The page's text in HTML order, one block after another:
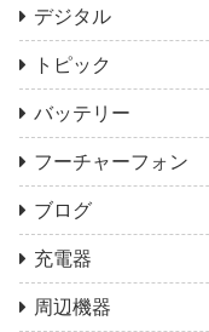
デジタル
トピック
バッテリー
フーチャーフォン
ブログ
充電器
周辺機器